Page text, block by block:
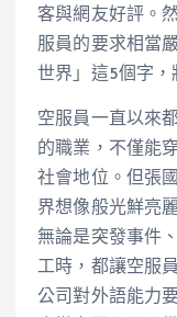
客與網友好評。
服員的要求相當
世界」這5個字，
空服員一直以來
的職業，不僅能
社會地位。但張
界想像般光鮮亮
無論是突發事件
工時，都讓空服
公司對外語能力